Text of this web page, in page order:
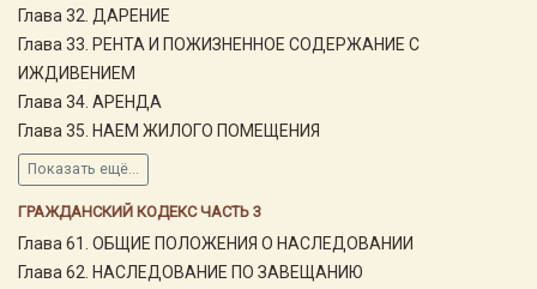
Глава 32. ДАРЕНИЕ
Глава 33. РЕНТА И ПОЖИЗНЕННОЕ СОДЕРЖАНИЕ С
ИЖДИВЕНИЕМ
Глава 34. АРЕНДА
Глава 35. НАЕМ ЖИЛОГО ПОМЕЩЕНИЯ
Показать ещё...
ГРАЖДАНСКИЙ КОДЕКС ЧАСТЬ 3
Глава 61. ОБЩИЕ ПОЛОЖЕНИЯ О НАСЛЕДОВАНИИ
Глава 62. НАСЛЕДОВАНИЕ ПО ЗАВЕЩАНИЮ